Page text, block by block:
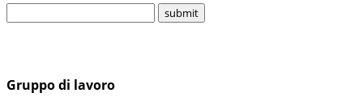
Gruppo di lavoro